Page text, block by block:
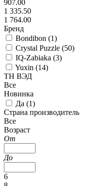
907.00
1 335.50
1 764.00
Бренд
Bondibon (1)
Crystal Puzzle (50)
IQ-Zabiaka (3)
Yuxin (14)
ТН ВЭД
Все
Новинка
Да (1)
Страна производитель
Все
Возраст
От
До
6